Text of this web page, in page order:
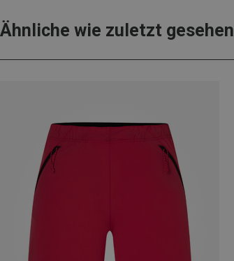
Ähnliche wie zuletzt gesehen